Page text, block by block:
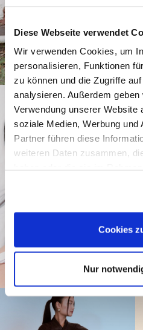
Diese Webseite verwendet
Wir verwenden Cookies, um
personalisieren, Funktionen
zu können und die Zugriffe
analysieren. Außerdem
Verwendung unserer Website
soziale Medien, Werbung und
Partner führen diese
weiteren Daten zusammen,
Cookies
Nur